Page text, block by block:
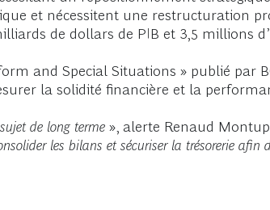
et nécessitent une restructuration
de dollars de PIB et 3,5 millions
and Special Situations » publié par
la solidité financière et la
de long terme », alerte Renaud
les bilans et sécuriser la trésorerie afin